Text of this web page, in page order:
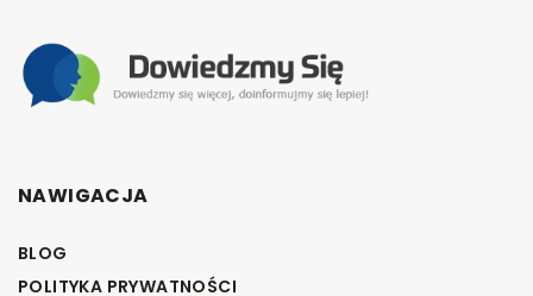
NAWIGACJA
BLOG
POLITYKA PRYWATNOŚCI